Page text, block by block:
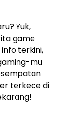
Yuk,
game
terkini,
mu
terkece di